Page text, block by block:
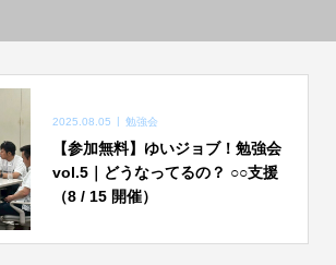
2025.08.05 勉強会
【参加無料】ゆいジョブ！勉強会
vol.5｜どうなってるの？ ○○支援
（8 / 15 開催）